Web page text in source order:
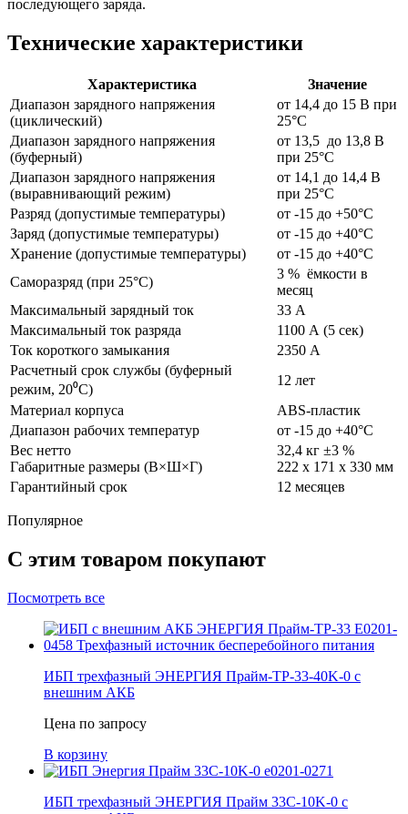
последующего заряда.
Технические характеристики
Характеристика
Значение
Диапазон зарядного напряжения
(циклический)
от 14,4 до 15 В при
25°C
Диапазон зарядного напряжения
(буферный)
от 13,5 до 13,8 В
при 25°C
Диапазон зарядного напряжения
(выравнивающий режим)
от 14,1 до 14,4 В
при 25°C
Разряд (допустимые температуры)
от -15 до +50°C
Заряд (допустимые температуры)
от -15 до +40°C
Хранение (допустимые температуры)
от -15 до +40°C
Саморазряд (при 25°C)
3 % ёмкости в
месяц
Максимальный зарядный ток
33 А
Максимальный ток разряда
1100 А (5 сек)
Ток короткого замыкания
2350 А
Расчетный срок службы (буферный
режим, 20⁰С)
12 лет
Материал корпуса
ABS-пластик
Диапазон рабочих температур
от -15 до +40°C
Вес нетто
Габаритные размеры (В×Ш×Г)
32,4 кг ±3 %
222 х 171 х 330 мм
Гарантийный срок
12 месяцев
Популярное
С этим товаром покупают
Посмотреть все
ИБП трехфазный ЭНЕРГИЯ Прайм-ТР-33-40K-0 с
внешним АКБ
Цена по запросу
В корзину
ИБП трехфазный ЭНЕРГИЯ Прайм 33С-10K-0 с